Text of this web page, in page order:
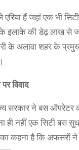
हैं जहां एक भी
इलाके की डेढ़ लाख से
के अलावा शहर के
विवाद
सरकार ने बस ऑपरेटर
ही नहीं एक सिटी बस
कहना है कि अफसरों